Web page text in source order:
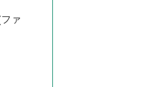
ァ